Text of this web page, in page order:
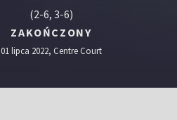
(2-6, 3-6)
ZAKOŃCZONY
01 lipca 2022, Centre Court